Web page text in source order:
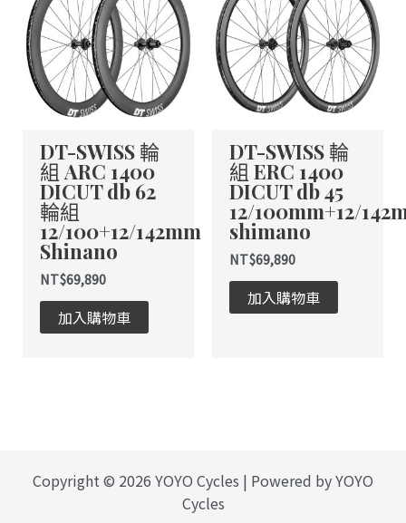
DT-SWISS 輪
組 ARC 1400
DICUT db 62
輪組
12/100+12/142mm
Shinano
NT$69,890
加入購物車
DT-SWISS 輪
組 ERC 1400
DICUT db 45
12/100mm+12/
shimano
NT$69,890
加入購物車
Copyright © 2026 YOYO Cycles | Powered by YOYO
Cycles